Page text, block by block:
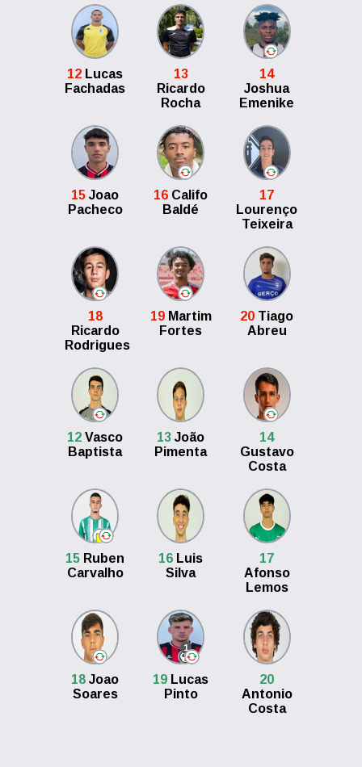
12 Lucas
Fachadas
13
Ricardo
Rocha
14
Joshua
Emenike
15 Joao
Pacheco
16 Califo
Baldé
17
Lourenço
Teixeira
18
Ricardo
Rodrigues
19Martim
Fortes
20 Tiago
Abreu
12 Vasco
Baptista
13 João
Pimenta
14
Gustavo
Costa
15 Ruben
Carvalho
16 Luis
Silva
17
Afonso
Lemos
18 Joao
Soares
1
19 Lucas
Pinto
20
Antonio
Costa